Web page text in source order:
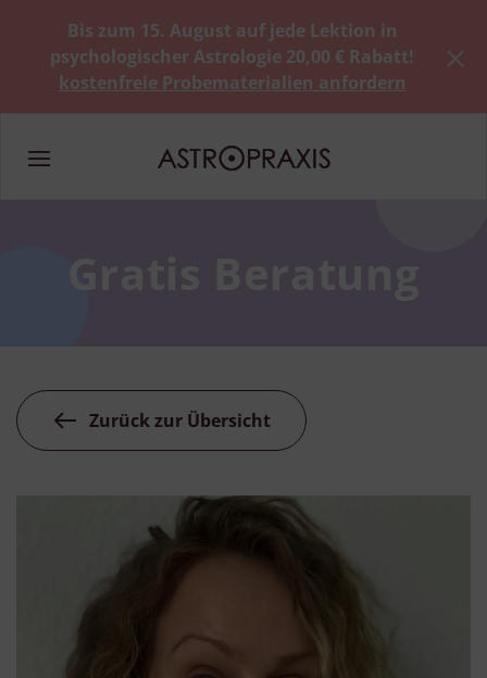
Bis zum 15. August auf jede Lektion in
psychologischer Astrologie 20,00 € Rabatt!
kostenfreie Probematerialien anfordern
Zurück zur Übersicht